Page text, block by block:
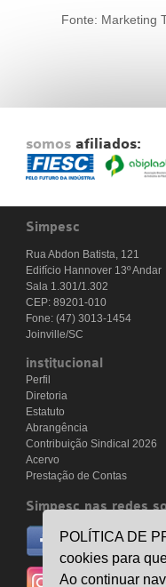
Fonte: Marketing
somos afiliados:
Simpesc
Rua Abdon Batista, 121
Edifício Hannover 13º Andar
Sala 1.301/1.302
CEP: 89201-010
Fone: (47) 3013-1454
Joinville/SC
institucional
Perfil
Diretoria
Estatuto
Abrangência
Contribuição Sindical 2026
Acervo
Prestação de Contas
Simpesc nas redes
no facebook
/simpesc
no instagram
POLÍTICA DE
cookies para
Ao continuar